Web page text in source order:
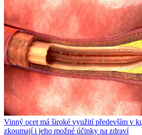
Vinný ocet má široké využití především v
zkoumají i jeho možné účinky na zdraví